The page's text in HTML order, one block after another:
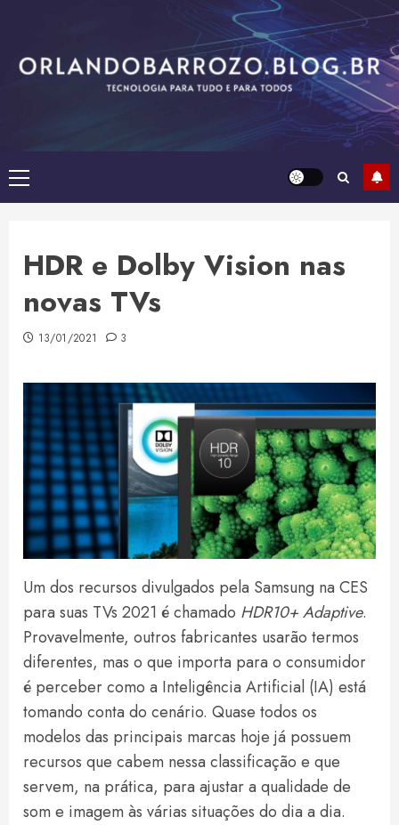
content
Primary
Menu
HDR e Dolby Vision nas
novas TVs
13/01/2021 3
Um dos recursos divulgados pela Samsung na CES
para suas TVs 2021 é chamado HDR10+ Adaptive.
Provavelmente, outros fabricantes usarão termos
diferentes, mas o que importa para o consumidor
é perceber como a Inteligência Artificial (IA) está
tomando conta do cenário. Quase todos os
modelos das principais marcas hoje já possuem
recursos que cabem nessa classificação e que
servem, na prática, para ajustar a qualidade de
som e imagem às várias situações do dia a dia.